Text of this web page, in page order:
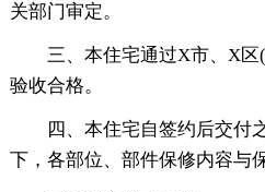
关部门审定。
三、本住宅通过X市、X
验收合格。
四、本住宅自签约后交付
下，各部位、部件保修内容与